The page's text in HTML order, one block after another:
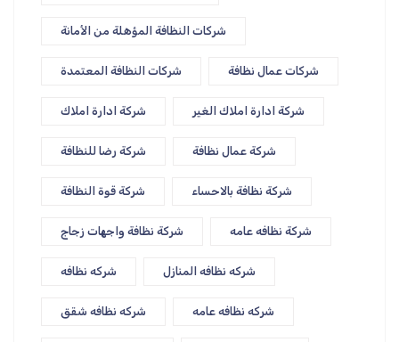
شركات النظافة المؤهلة من الأمانة
شركات النظافة المعتمدة شركات عمال نظافة
شركة ادارة املاك شركة ادارة املاك الغير
شركة رضا للنظافة شركة عمال نظافة
شركة قوة النظافة شركة نظافة بالاحساء
شركة نظافة واجهات زجاج شركة نظافه عامه
شركه نظافه شركه نظافه المنازل
شركه نظافه شقق شركه نظافه عامه